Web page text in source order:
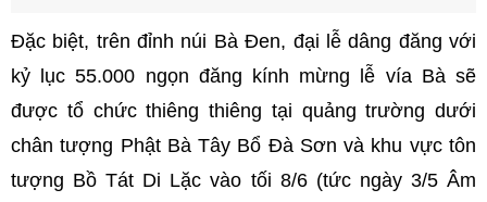
Đặc biệt, trên đỉnh núi Bà Đen, đại lễ dâng đăng với
kỷ lục 55.000 ngọn đăng kính mừng lễ vía Bà sẽ
được tổ chức thiêng thiêng tại quảng trường dưới
chân tượng Phật Bà Tây Bổ Đà Sơn và khu vực tôn
tượng Bồ Tát Di Lặc vào tối 8/6 (tức ngày 3/5 Âm